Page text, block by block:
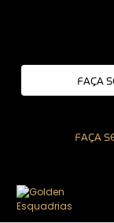
FAÇA
FAÇA